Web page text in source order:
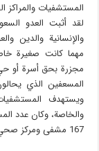
المستشفيات والمراكز
لقد أثبت العدو
والإنسانية والدين
مهما كانت صغيرة
مجزرة بحق أسرة أو
المسعفين الذي
ويستهدف
والخاصة، وكان عدد
167 مشفى ومركز صحي .